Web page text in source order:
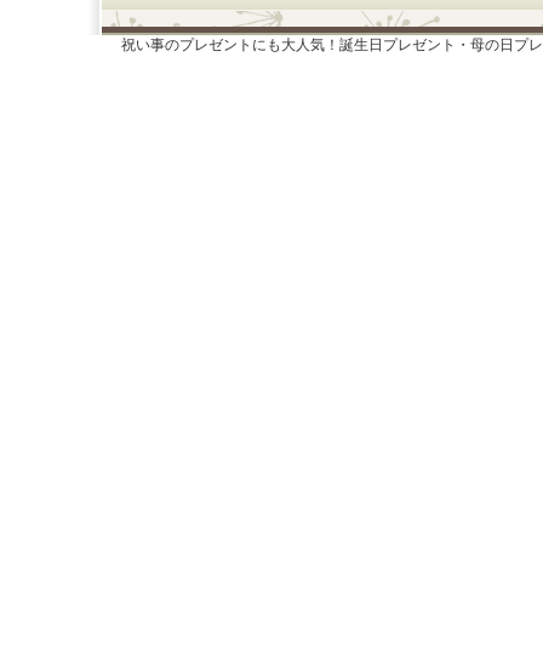
祝い事のプレゼントにも大人気！誕生日プレゼント・母の日プ